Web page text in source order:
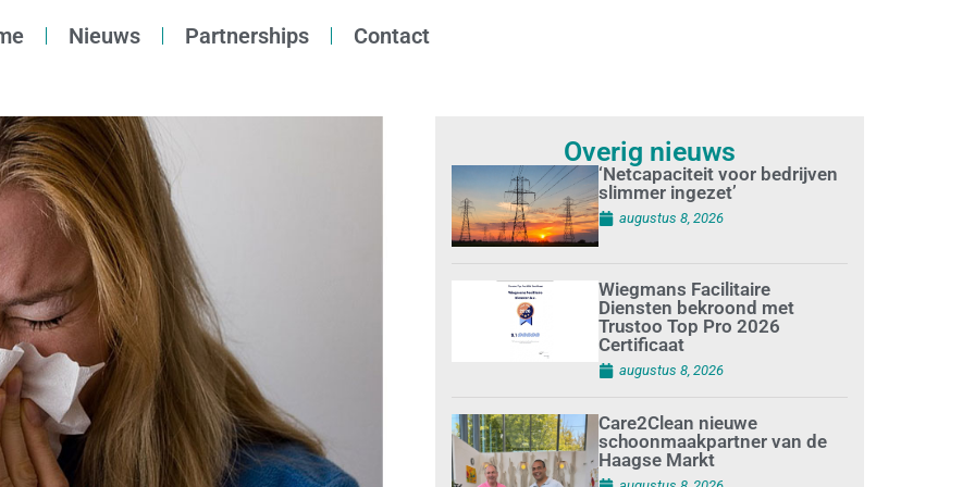
Nieuws Partnerships Contact
Overig nieuws
‘Netcapaciteit voor bedrijven
slimmer ingezet’
augustus 8, 2026
Wiegmans Facilitaire
Diensten bekroond met
Trustoo Top Pro 2026
Certificaat
augustus 8, 2026
Care2Clean nieuwe
schoonmaakpartner van de
Haagse Markt